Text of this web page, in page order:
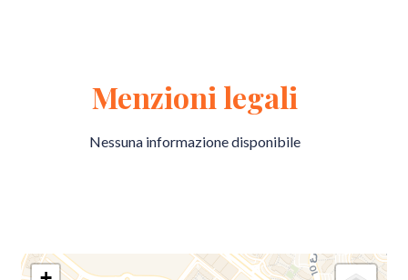
Menzioni legali
Nessuna informazione disponibile